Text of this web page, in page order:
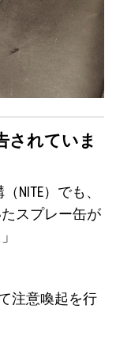
されていま
NITE）でも、
スプレー缶が
注意喚起を行